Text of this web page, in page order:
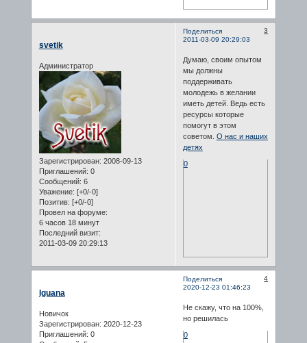
Поделиться
3
2011-03-09 20:29:03
svetik
Администратор
Зарегистрирован: 2008-09-13
Приглашений: 0
Сообщений: 6
Уважение: [+0/-0]
Позитив: [+0/-0]
Провел на форуме:
6 часов 18 минут
Последний визит:
2011-03-09 20:29:13
Думаю, своим опытом
мы должны
поддерживать
молодежь в желании
иметь детей. Ведь есть
ресурсы которые
помогут в этом
советом. О нас и наших
детях
0
Поделиться
4
2020-12-23 01:46:23
Iguana
Новичок
Зарегистрирован: 2020-12-23
Приглашений: 0
Не скажу, что на 100%,
но решилась
0